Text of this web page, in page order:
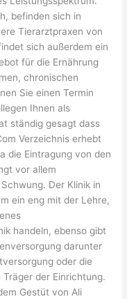
befinden sich in
Tierarztpraxen von
sich außerdem ein
für die Ernährung
chronischen
Sie einen Termin
Ihnen als
ständig gesagt dass
Verzeichnis erhebt
die Eintragung von den
vor allem
Der Klinik in
ein eng mit der Lehre,
handeln, ebenso gibt
darunter
oder die
der Einrichtung.
Gestüt von Ali